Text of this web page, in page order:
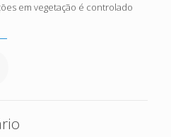
em vegetação é controlado